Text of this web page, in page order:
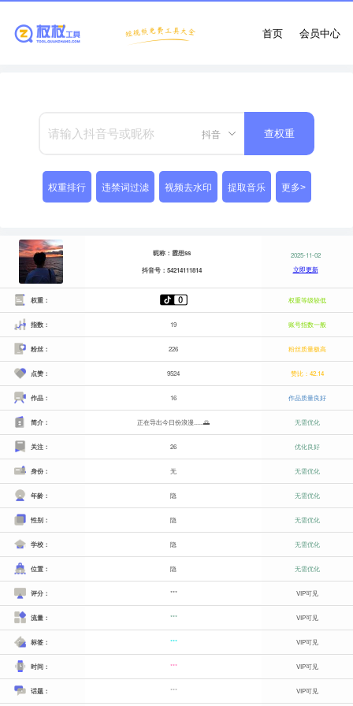
会员中心
首页
抖音 查权重
权重排行 违禁词过滤 视频去水印 提取音乐 更多>
昵称：霞想ss
抖音号：54214111814
2025-11-02
立即更新
权重： 权重等级较低
指数： 19 账号指数一般
粉丝： 226 粉丝质量极高
点赞： 9524 赞比：42.14
作品： 16 作品质量良好
简介： 正在导出今日份浪漫......🌅 无需优化
关注： 26 优化良好
身份： 无 无需优化
年龄： 隐 无需优化
性别： 隐 无需优化
学校： 隐 无需优化
位置： 隐 无需优化
评分： *** VIP可见
流量： *** VIP可见
标签： *** VIP可见
时间： *** VIP可见
话题： *** VIP可见